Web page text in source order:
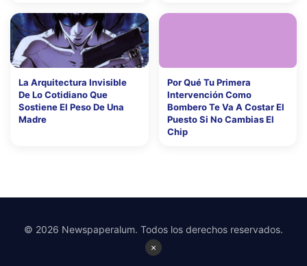
La Arquitectura Invisible
De Lo Cotidiano Que
Sostiene El Peso De Una
Madre
Por Qué Tu Primera
Intervención Como
Bombero Te Va A Costar El
Puesto Si No Cambias El
Chip
×
© 2026 Newspaperalum. Todos los derechos reservados.